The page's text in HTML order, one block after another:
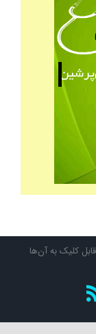
کلیک به آن‌ها
Rss